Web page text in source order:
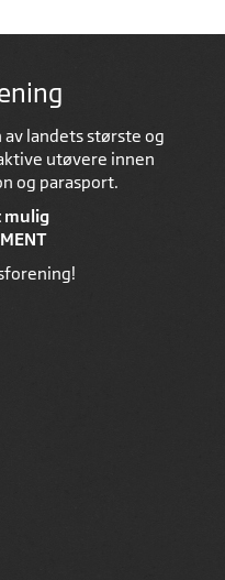
landets største og
utøvere innen
og parasport.
mulig